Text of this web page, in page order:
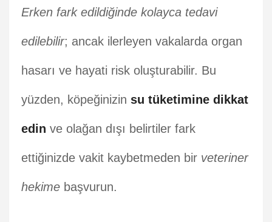
Erken fark edildiğinde kolayca tedavi
edilebilir; ancak ilerleyen vakalarda organ
hasarı ve hayati risk oluşturabilir. Bu
yüzden, köpeğinizin su tüketimine dikkat
edin ve olağan dışı belirtiler fark
ettiğinizde vakit kaybetmeden bir veteriner
hekime başvurun.